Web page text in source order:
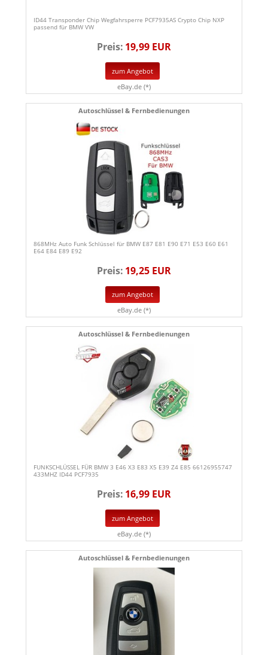
ID44 Transponder Chip Wegfahrsperre PCF7935AS Crypto Chip NXP
passend für BMW VW
Preis: 19,99 EUR
zum Angebot
eBay.de (*)
Autoschlüssel & Fernbedienungen
868MHz Auto Funk Schlüssel für BMW E87 E81 E90 E71 E53 E60 E61
E64 E84 E89 E92
Preis: 19,25 EUR
zum Angebot
eBay.de (*)
Autoschlüssel & Fernbedienungen
FUNKSCHLÜSSEL FÜR BMW 3 E46 X3 E83 X5 E39 Z4 E85 66126955747
433MHZ ID44 PCF7935
Preis: 16,99 EUR
zum Angebot
eBay.de (*)
Autoschlüssel & Fernbedienungen